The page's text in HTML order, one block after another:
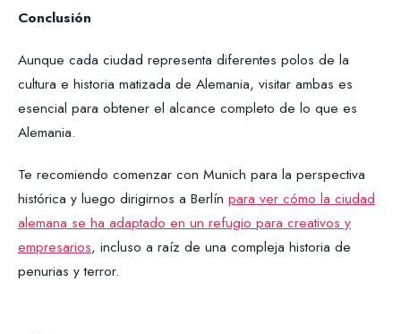
Conclusión
Aunque cada ciudad representa diferentes polos de la
cultura e historia matizada de Alemania, visitar ambas es
esencial para obtener el alcance completo de lo que es
Alemania.
Te recomiendo comenzar con Munich para la perspectiva
histórica y luego dirigirnos a Berlín para ver cómo la ciudad
alemana se ha adaptado en un refugio para creativos y
empresarios, incluso a raíz de una compleja historia de
penurias y terror.